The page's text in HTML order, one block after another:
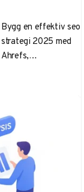
Bygg en effektiv seo
strategi 2025 med
Ahrefs,
Steg-för-steg-guide
för högre ranking,
mer trafik och ROI.
Börja nu!